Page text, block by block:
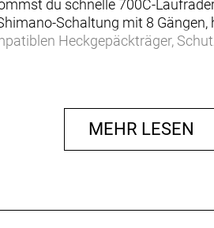
du schnelle 700C-
Schaltung mit 8
Heckgepäckträger,
wie Gepäckträger und
agil manövrieren und ohne
der ein besonders
MEHR LESEN